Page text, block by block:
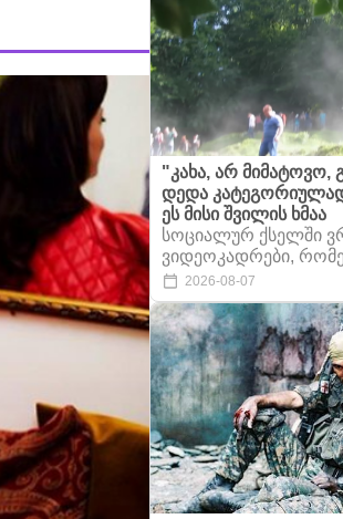
"კახა, არ მიმატოვო,
დედა
ეს მისი შვილის ხმაა
სოციალურ ქსელში
ვიდეოკადრები,
2026-08-07